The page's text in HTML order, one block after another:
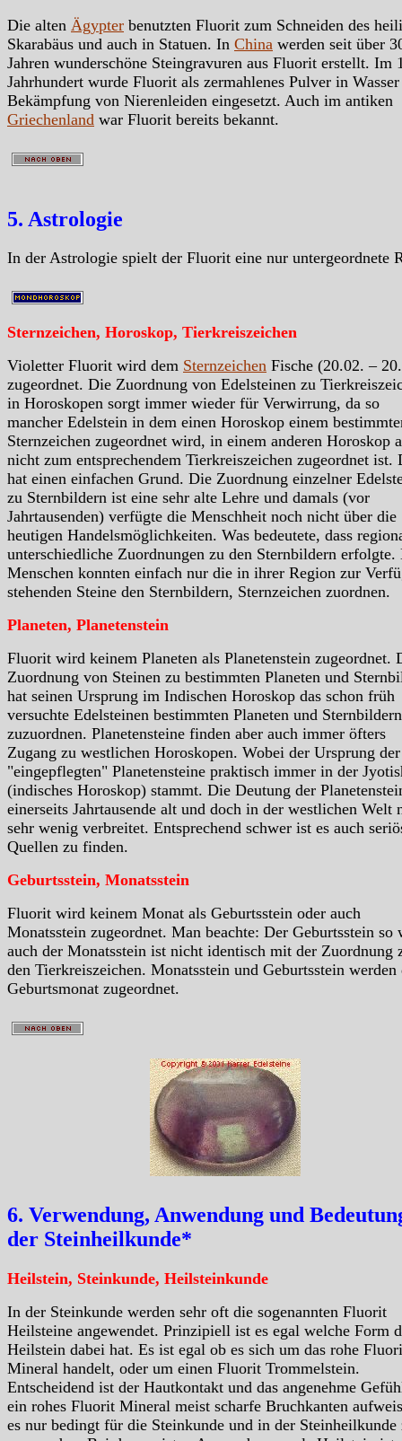
Die alten Ägypter benutzten Fluorit zum Schneiden des
Skarabäus und auch in Statuen. In China werden seit über
Jahren wunderschöne Steingravuren aus Fluorit erstellt. Im
Jahrhundert wurde Fluorit als zermahlenes Pulver in
Bekämpfung von Nierenleiden eingesetzt. Auch im antiken
Griechenland war Fluorit bereits bekannt.
5. Astrologie
In der Astrologie spielt der Fluorit eine nur untergeordnete
Sternzeichen, Horoskop, Tierkreiszeichen
Violetter Fluorit wird dem Sternzeichen Fische (20.02. –
zugeordnet. Die Zuordnung von Edelsteinen zu
in Horoskopen sorgt immer wieder für Verwirrung, da so
mancher Edelstein in dem einen Horoskop einem
Sternzeichen zugeordnet wird, in einem anderen Horoskop
nicht zum entsprechendem Tierkreiszeichen zugeordnet ist.
hat einen einfachen Grund. Die Zuordnung einzelner
zu Sternbildern ist eine sehr alte Lehre und damals (vor
Jahrtausenden) verfügte die Menschheit noch nicht über die
heutigen Handelsmöglichkeiten. Was bedeutete, dass
unterschiedliche Zuordnungen zu den Sternbildern erfolgte.
Menschen konnten einfach nur die in ihrer Region zur
stehenden Steine den Sternbildern, Sternzeichen zuordnen.
Planeten, Planetenstein
Fluorit wird keinem Planeten als Planetenstein zugeordnet.
Zuordnung von Steinen zu bestimmten Planeten und
hat seinen Ursprung im Indischen Horoskop das schon früh
versuchte Edelsteinen bestimmten Planeten und Sternbildern
zuzuordnen. Planetensteine finden aber auch immer öfters
Zugang zu westlichen Horoskopen. Wobei der Ursprung der
"eingepflegten" Planetensteine praktisch immer in der
(indisches Horoskop) stammt. Die Deutung der
einerseits Jahrtausende alt und doch in der westlichen Welt
sehr wenig verbreitet. Entsprechend schwer ist es auch
Quellen zu finden.
Geburtsstein, Monatsstein
Fluorit wird keinem Monat als Geburtsstein oder auch
Monatsstein zugeordnet. Man beachte: Der Geburtsstein so
auch der Monatsstein ist nicht identisch mit der Zuordnung
den Tierkreiszeichen. Monatsstein und Geburtsstein werden
Geburtsmonat zugeordnet.
6. Verwendung, Anwendung und
der Steinheilkunde*
Heilstein, Steinkunde, Heilsteinkunde
In der Steinkunde werden sehr oft die sogenannten Fluorit
Heilsteine angewendet. Prinzipiell ist es egal welche Form
Heilstein dabei hat. Es ist egal ob es sich um das rohe
Mineral handelt, oder um einen Fluorit Trommelstein.
Entscheidend ist der Hautkontakt und das angenehme
ein rohes Fluorit Mineral meist scharfe Bruchkanten
es nur bedingt für die Steinkunde und in der Steinheilkunde